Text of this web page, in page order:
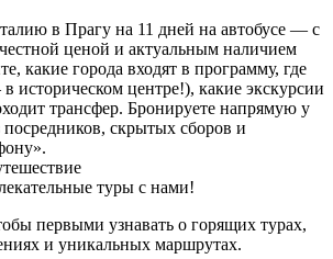
в Прагу на 11 дней на автобусе — с
ценой и актуальным наличием
какие города входят в программу, где
историческом центре!), какие экскурсии
трансфер. Бронируете напрямую у
скрытых сборов и
туры с нами!
первыми узнавать о горящих турах,
и уникальных маршрутах.